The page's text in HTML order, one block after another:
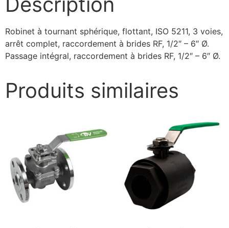
Robinet à tournant sphérique, flottant, ISO 5211, 3 voies,
arrêt complet, raccordement à brides RF, 1/2″ – 6″ Ø.
Passage intégral, raccordement à brides RF, 1/2″ – 6″ Ø.
Produits similaires